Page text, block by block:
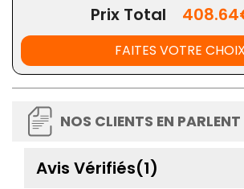
Prix Total
FAITES VOTRE CHOIX
NOS CLIENTS EN PARLENT
Avis Vérifiés(1)